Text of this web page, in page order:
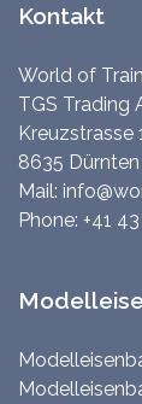
Kontakt
World of
TGS Trading
Kreuzstrasse
8635 Dürnten
Mail:
Phone: +41